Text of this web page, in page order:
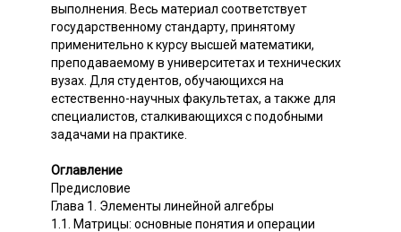
выполнения. Весь материал соответствует
государственному стандарту, принятому
применительно к курсу высшей математики,
преподаваемому в университетах и технических
вузах. Для студентов, обучающихся на
естественно-научных факультетах, а также для
специалистов, сталкивающихся с подобными
задачами на практике.
Оглавление
Предисловие
Глава 1. Элементы линейной алгебры
1.1. Матрицы: основные понятия и операции